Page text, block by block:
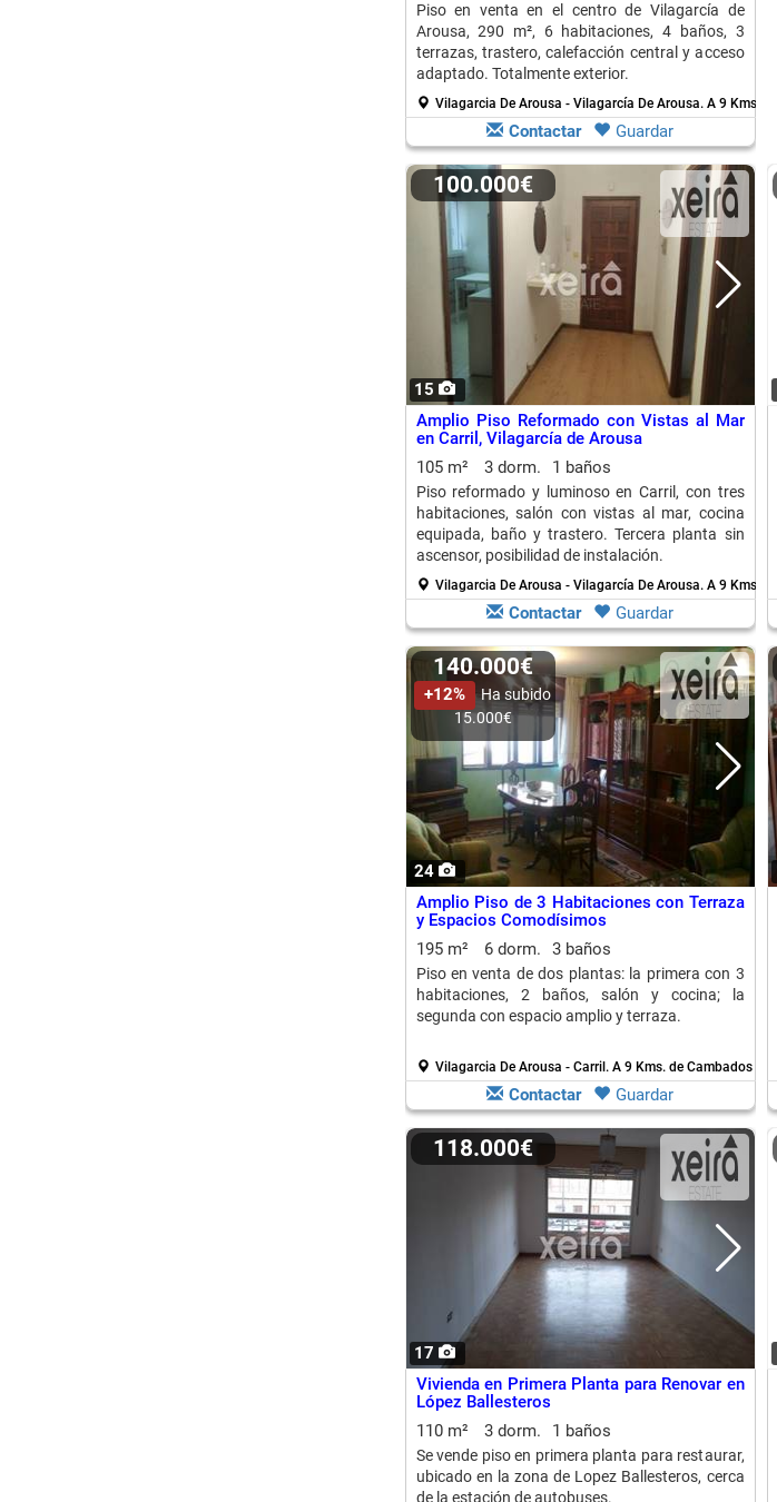
Piso en venta en el centro de Vilagarcía de
Arousa, 290 m², 6 habitaciones, 4 baños, 3
terrazas, trastero, calefacción central y acceso
adaptado. Totalmente exterior.
Vilagarcia De Arousa - Vilagarcía De Arousa. A 9 Kms.
Contactar Guardar
15
100.000€
Amplio Piso Reformado con Vistas al Mar
en Carril, Vilagarcía de Arousa
105 m²
3 dorm. 1 baños
Piso reformado y luminoso en Carril, con tres
habitaciones, salón con vistas al mar, cocina
equipada, baño y trastero. Tercera planta sin
ascensor, posibilidad de instalación.
Vilagarcia De Arousa - Vilagarcía De Arousa. A 9 Kms.
Contactar Guardar
24
140.000€
+12%
Ha subido
15.000€
Amplio Piso de 3 Habitaciones con Terraza
y Espacios Comodísimos
195 m²
6 dorm. 3 baños
Piso en venta de dos plantas: la primera con 3
habitaciones, 2 baños, salón y cocina; la
segunda con espacio amplio y terraza.
Vilagarcia De Arousa - Carril. A 9 Kms. de Cambados
Contactar Guardar
17
118.000€
Vivienda en Primera Planta para Renovar en
López Ballesteros
110 m²
3 dorm. 1 baños
Se vende piso en primera planta para restaurar,
ubicado en la zona de Lopez Ballesteros, cerca
de la estación de autobuses.